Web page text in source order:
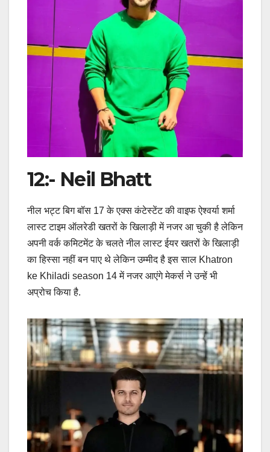
12:- Neil Bhatt
नील भट्ट बिग बॉस 17 के एक्स कंटेस्टेंट की वाइफ ऐश्वर्या शर्मा
लास्ट टाइम ऑलरेडी खतरों के खिलाड़ी में नजर आ चुकी है लेकिन
अपनी वर्क कमिटमेंट के चलते नील लास्ट ईयर खतरों के खिलाड़ी
का हिस्सा नहीं बन पाए थे लेकिन उम्मीद है इस साल Khatron
ke Khiladi season 14 में नजर आएंगे मेकर्स ने उन्हें भी
अप्रोच किया है.